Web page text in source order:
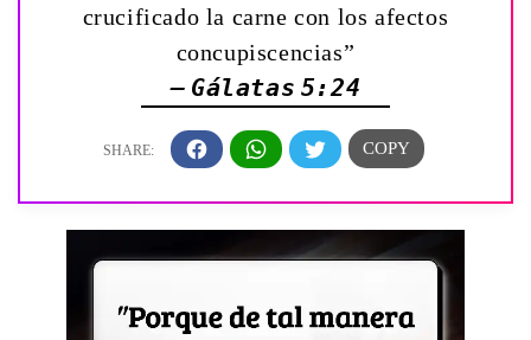
crucificado la carne con los afectos
concupiscencias”
— Gálatas 5:24